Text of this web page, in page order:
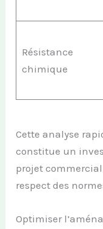
Résistance
chimique
Cette analyse
constitue un
projet
respect des
Optimiser